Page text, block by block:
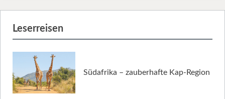
Leserreisen
Südafrika – zauberhafte Kap-Region